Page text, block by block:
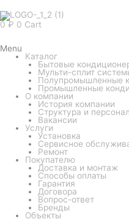
0 ₽ 0 Cart
Menu
Каталог
Бытовые
Мульти-сплит
Полупромышленные
Промышленные
О компании
История компании
Структура и персонал
Вакансии
Услуги
Установка
Сервисное
Ремонт
Покупателю
Доставка и монтаж
Способы оплаты
Гарантия
Договора
Вопрос-ответ
Бренды
Объекты